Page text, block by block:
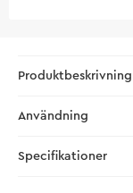
Produktbeskrivning
Användning
Specifikationer